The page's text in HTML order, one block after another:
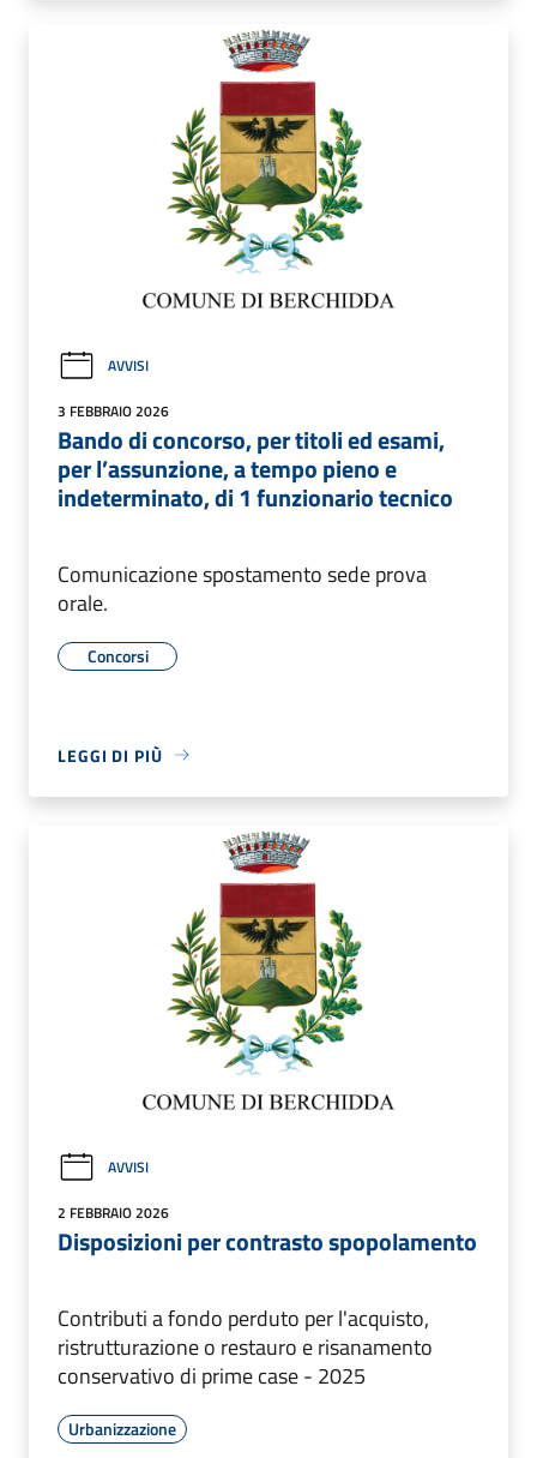
AVVISI
3 FEBBRAIO 2026
Bando di concorso, per titoli ed esami,
per l’assunzione, a tempo pieno e
indeterminato, di 1 funzionario tecnico
Comunicazione spostamento sede prova
orale.
Concorsi
LEGGI DI PIÙ
AVVISI
2 FEBBRAIO 2026
Disposizioni per contrasto spopolamento
Contributi a fondo perduto per l'acquisto,
ristrutturazione o restauro e risanamento
conservativo di prime case - 2025
Urbanizzazione